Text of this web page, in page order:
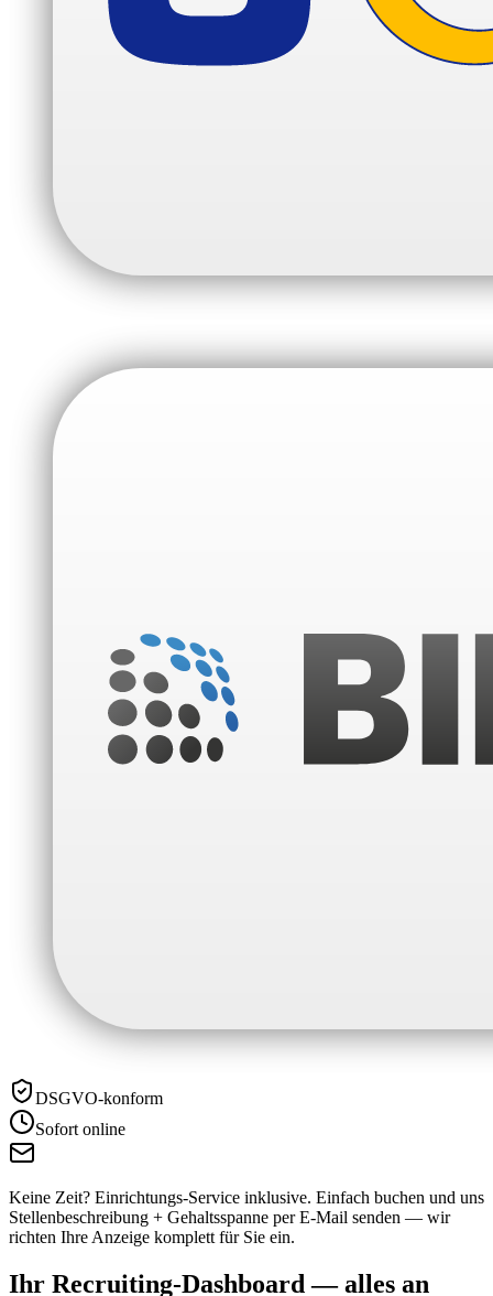
DSGVO-konform
Sofort online
Keine Zeit? Einrichtungs-Service inklusive. Einfach buchen und uns
Stellenbeschreibung + Gehaltsspanne per E-Mail senden — wir
richten Ihre Anzeige komplett für Sie ein.
Ihr Recruiting-Dashboard — alles an